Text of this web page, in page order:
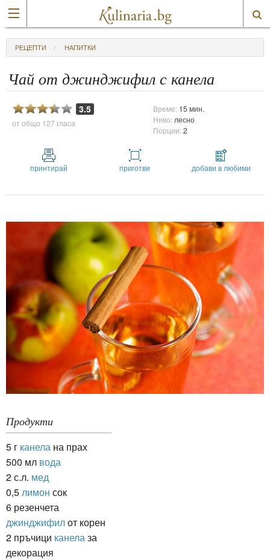
РЕЦЕПТИ НАПИТКИ
Чай от джинджифил с канела
3.5
от общо 127 гласа
Време: 15 мин.
Ниво: лесно
Порции:2
принтирай приготви добави в любими
Продукти
5 г канела на прах
500 мл вода
2 с.л. мед
0,5 лимон сок
6 резенчета
джинджифилот корен
2 пръчици канела за
декорация